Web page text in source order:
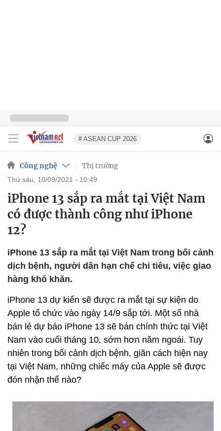
# ASEAN CUP 2026
Công nghệ Thị trường
thứ sáu, 10/09/2021 - 10:49
iPhone 13 sắp ra mắt tại Việt Nam
có được thành công như iPhone
12?
iPhone 13 sắp ra mắt tại Việt Nam trong bối cảnh
dịch bệnh, người dân hạn chế chi tiêu, việc giao
hàng khó khăn.
iPhone 13 dự kiến sẽ được ra mắt tại sự kiện do
Apple tổ chức vào ngày 14/9 sắp tới. Một số nhà
bán lẻ dự báo iPhone 13 sẽ bán chính thức tại Việt
Nam vào cuối tháng 10, sớm hơn năm ngoái. Tuy
nhiên trong bối cảnh dịch bệnh, giãn cách hiện nay
tại Việt Nam, những chiếc máy của Apple sẽ được
đón nhận thế nào?